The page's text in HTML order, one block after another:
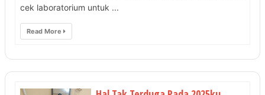
cek laboratorium untuk ...
Read More